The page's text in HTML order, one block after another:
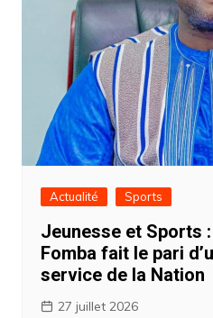
Actualité Sports
Jeunesse et Sports
Fomba fait le pari
service de la Nation ‎
27 juillet 2026